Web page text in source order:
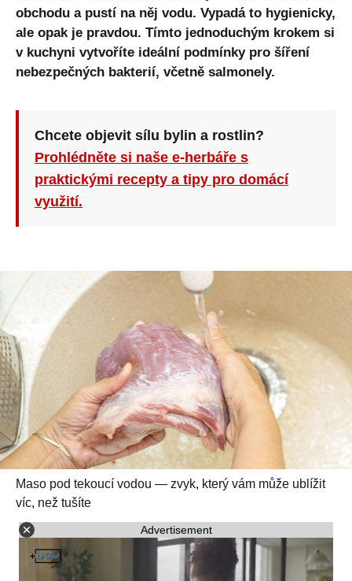
obchodu a pustí na něj vodu. Vypadá to hygienicky,
ale opak je pravdou. Tímto jednoduchým krokem si
v kuchyni vytvoříte ideální podmínky pro šíření
nebezpečných bakterií, včetně salmonely.
Chcete objevit sílu bylin a rostlin?
Prohlédněte si naše e-herbáře s
praktickými recepty a tipy pro domácí
využití.
Maso pod tekoucí vodou — zvyk, který vám může ublížit
víc, než tušíte
Advertisement